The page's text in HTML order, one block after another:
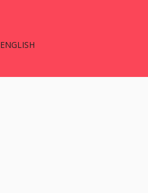
ENGLISH